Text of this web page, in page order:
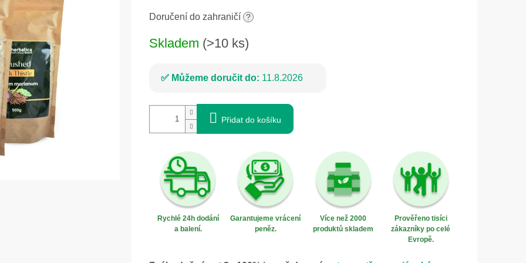
Měrná
Doručení do zahraničí ?
Skladem (>10 ks)
Můžeme doručit do: 11.8.2026
Přidat do košíku
Rychlé 24h dodání
a balení.
Garantujeme vrácení
peněz.
Více než 2000
produktů skladem
Prověřeno tisíci
zákazníky po celé
Evropě.